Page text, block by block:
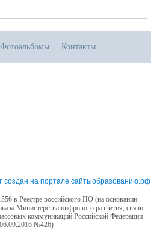
Фотоальбомы Контакты
создан на портале сайтыобразованию.рф
в Реестре российского ПО (на основании
Министерства цифрового развития, связи
коммуникаций Российской Федерации
№426)